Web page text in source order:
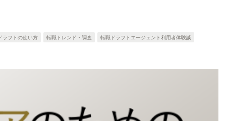
ラフトの使い方 転職トレンド・調査
転職ドラフトエージェント利用者体験談